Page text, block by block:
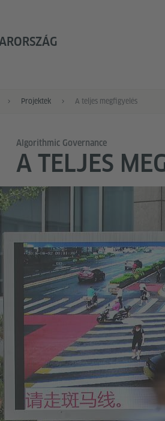
Projektek A teljes megfigyelés
Algorithmic Governance
A TELJES